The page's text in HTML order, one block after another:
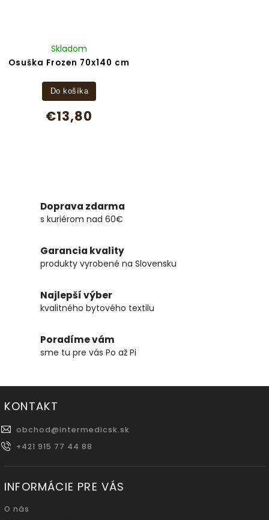
Osuška Frozen 70x140 cm
Skladom
€13,80
Do košíka
Doprava zdarma
s kuriérom nad 60€
Garancia kvality
produkty vyrobené na Slovensku
Najlepší výber
kvalitného bytového textilu
Poradíme vám
sme tu pre vás Po až Pi
KONTAKT
obchod@intermedicsk.sk
+421 915 77 44 88
INFORMÁCIE PRE VÁS
O nás